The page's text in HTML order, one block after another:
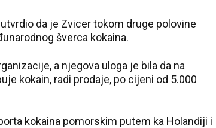
da je Zvicer tokom druge polovine
šverca kokaina.
a njegova uloga je bila da na
kokain, radi prodaje, po cijeni od 5.000
kokaina pomorskim putem ka Holandiji i